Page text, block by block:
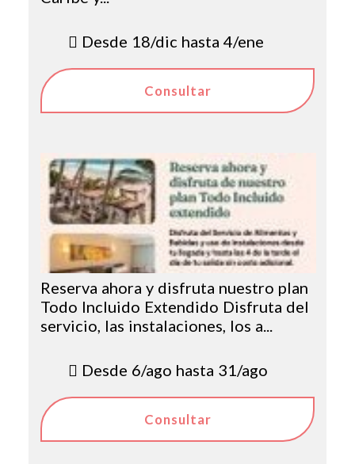
Desde 18/dic hasta 4/ene
Consultar
Reserva ahora y disfruta nuestro plan
Todo Incluido Extendido Disfruta del
servicio, las instalaciones, los a...
Desde 6/ago hasta 31/ago
Consultar